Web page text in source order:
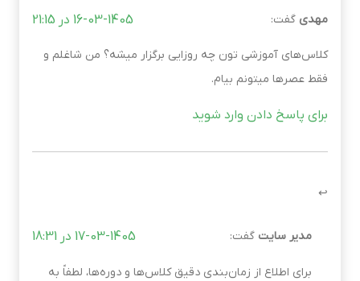
مهدی گفت: 16-03-1405 در 21:15
کلاس‌های آموزشی تون چه روزایی برگزار میشه؟ من شاغلم و
فقط عصرها میتونم بیام.
برای پاسخ دادن وارد شوید
مدیر سایت گفت: 17-03-1405 در 18:31
برای اطلاع از زمان‌بندی دقیق کلاس‌ها و دوره‌ها، لطفاً به